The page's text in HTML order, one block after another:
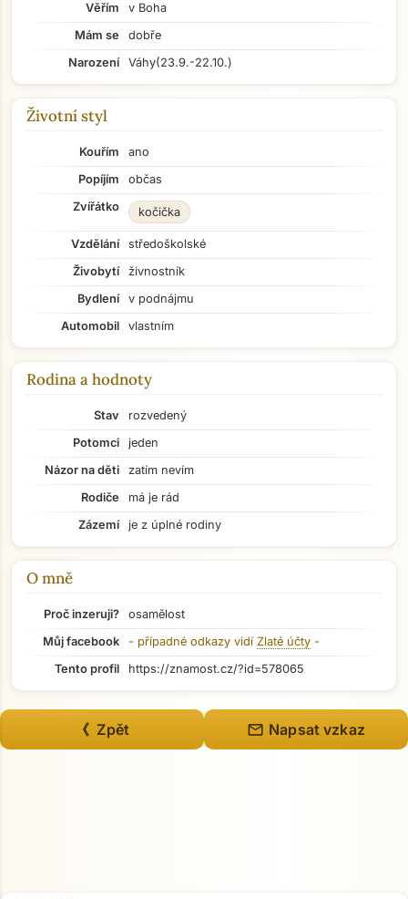
Přejít na hlavní obsah
Věřím
v Boha
Mám se
dobře
Narození
Váhy(23.9.-22.10.)
Životní styl
Kouřím
ano
Popíjím
občas
Zvířátko
kočička
Vzdělání
středoškolské
Živobytí
živnostník
Bydlení
v podnájmu
Automobil
vlastním
Rodina a hodnoty
Stav
rozvedený
Potomci
jeden
Názor na děti
zatím nevím
Rodiče
má je rád
Zázemí
je z úplné rodiny
O mně
Proč inzeruji?
osamělost
Můj facebook
- případné odkazy vidí Zlaté účty -
Tento profil
https://znamost.cz/?id=578065
《 Zpět mail Napsat vzkaz